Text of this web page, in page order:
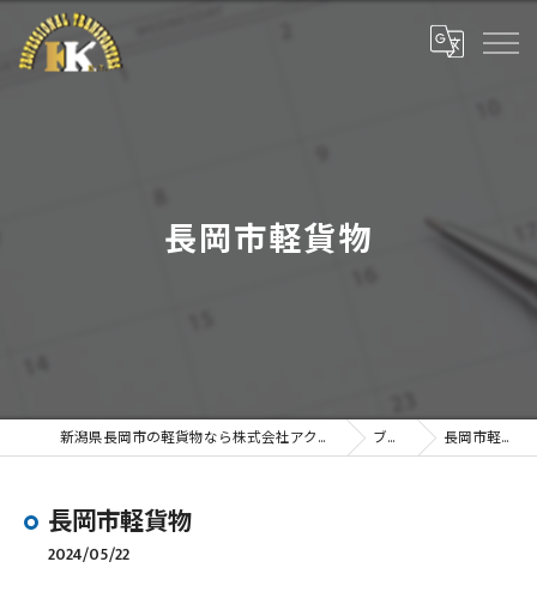
長岡市軽貨物
新潟県長岡市の軽貨物なら株式会社アクティブプラン ブログ 長岡市軽貨物
長岡市軽貨物
2024/05/22